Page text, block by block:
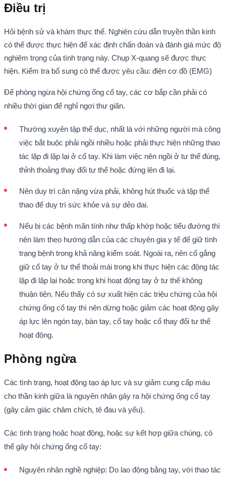
Điều trị
Hỏi bệnh sử và khám thực thể. Nghiên cứu dẫn truyền thần kinh
có thể được thực hiện để xác định chẩn đoán và đánh giá mức độ
nghiêm trọng của tình trạng này. Chụp X-quang sẽ được thực
hiện. Kiểm tra bổ sung có thể được yêu cầu: điện cơ đồ (EMG)
Để phòng ngừa hội chứng ống cổ tay, các cơ bắp cần phải có
nhiều thời gian để nghỉ ngơi thư giãn.
Thường xuyên tập thể dục, nhất là với những người mà công
việc bắt buộc phải ngồi nhiều hoặc phải thực hiện những thao
tác lặp đi lặp lại ở cổ tay. Khi làm việc nên ngồi ở tư thế đúng,
thỉnh thoảng thay đổi tư thế hoặc đứng lên đi lại.
Nên duy trì cân nặng vừa phải, không hút thuốc và tập thể
thao để duy trì sức khỏe và sự dẻo dai.
Nếu bị các bệnh mãn tính như thấp khớp hoặc tiểu đường thì
nên làm theo hướng dẫn của các chuyên gia y tế để giữ tình
trạng bệnh trong khả năng kiểm soát. Ngoài ra, nên cố gắng
giữ cổ tay ở tư thế thoải mái trong khi thực hiện các động tác
lặp đi lặp lại hoặc trong khi hoạt động tay ở tư thế không
thuận tiện. Nếu thấy có sự xuất hiện các triệu chứng của hội
chứng ống cổ tay thì nên dừng hoặc giảm các hoạt động gây
áp lực lên ngón tay, bàn tay, cổ tay hoặc cố thay đổi tư thế
hoạt động.
Phòng ngừa
Các tình trạng, hoạt động tạo áp lực và sự giảm cung cấp máu
cho thần kinh giữa là nguyên nhân gây ra hội chứng ống cổ tay
(gây cảm giác châm chích, tê đau và yếu).
Các tình trạng hoặc hoạt động, hoặc sự kết hợp giữa chúng, có
thể gây hội chứng ống cổ tay:
Nguyên nhân nghề nghiệp: Do lao động bằng tay, với thao tác